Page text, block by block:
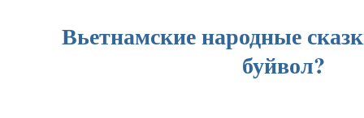
Вьетнамские народные
буйвол?